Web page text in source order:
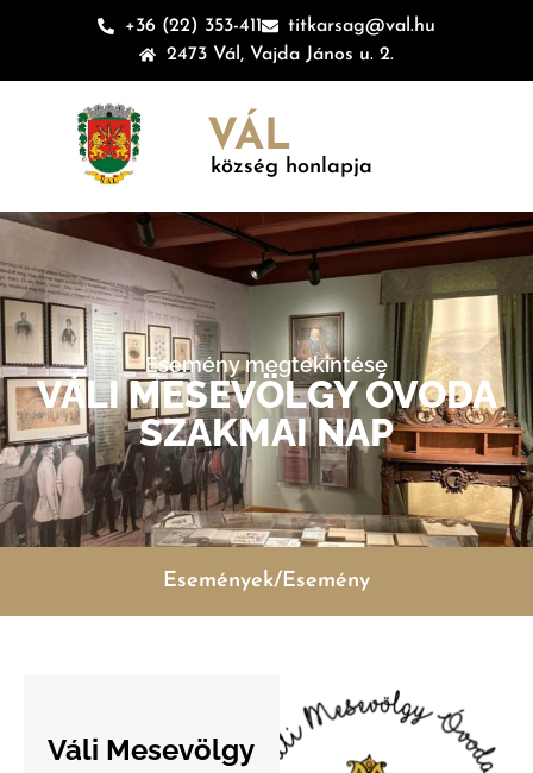
+36 (22) 353-411
titkarsag@val.hu
2473 Vál, Vajda János u. 2.
VÁL
község honlapja
Esemény megtekintése
VÁLI MESEVÖLGY ÓVODA
SZAKMAI NAP
Események/Esemény
Váli Mesevölgy